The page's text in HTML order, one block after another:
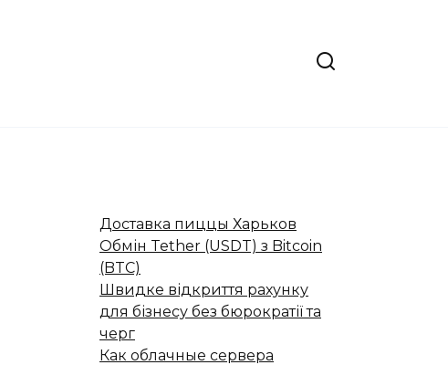
Доставка пиццы Харьков
Обмін Tether (USDT) з Bitcoin
(BTC)
Швидке відкриття рахунку
для бізнесу без бюрократії та
черг
Как облачные сервера